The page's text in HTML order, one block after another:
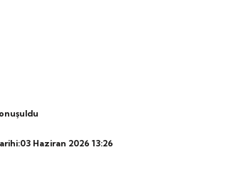
Haziran 2026 13:26